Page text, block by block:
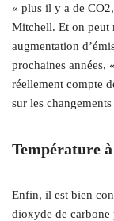
« plus il y a de
Mitchell. Et on peut
augmentation
prochaines années,
réellement compte
sur les
Température
Enfin, il est bien
dioxyde de carbone